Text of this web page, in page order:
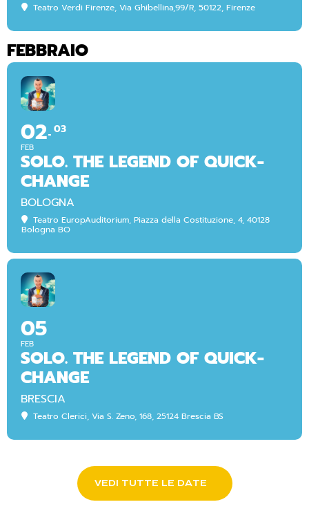
Teatro Verdi Firenze, Via Ghibellina,99/R, 50122, Firenze
FEBBRAIO
02
FEB
03
SOLO. THE LEGEND OF QUICK-
CHANGE
BOLOGNA
Teatro EuropAuditorium, Piazza della Costituzione, 4, 40128
Bologna BO
05
FEB
SOLO. THE LEGEND OF QUICK-
CHANGE
BRESCIA
Teatro Clerici, Via S. Zeno, 168, 25124 Brescia BS
VEDI TUTTE LE DATE